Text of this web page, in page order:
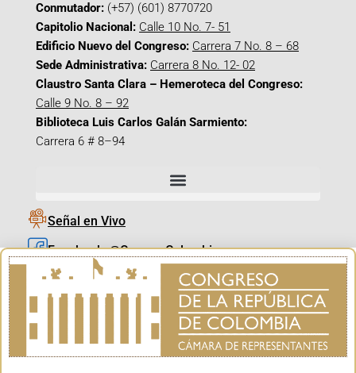
Conmutador: (+57) (601) 8770720
Capitolio Nacional: Calle 10 No. 7- 51
Edificio Nuevo del Congreso: Carrera 7 No. 8 – 68
Sede Administrativa: Carrera 8 No. 12- 02
Claustro Santa Clara – Hemeroteca del Congreso:
Calle 9 No. 8 – 92
Biblioteca Luis Carlos Galán Sarmiento:
Carrera 6 # 8–94
Señal en Vivo
Facebook_@CamaraColombia
Instagram_@CamaraColombia
X_@CamaraColombia
Youtube_@CamaraColombia